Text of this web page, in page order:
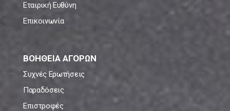
Εταιρική Ευθύνη
Επικοινωνία
ΒΟΗΘΕΙΑ ΑΓΟΡΩΝ
Συχνές Ερωτήσεις
Παραδόσεις
Επιστροφές